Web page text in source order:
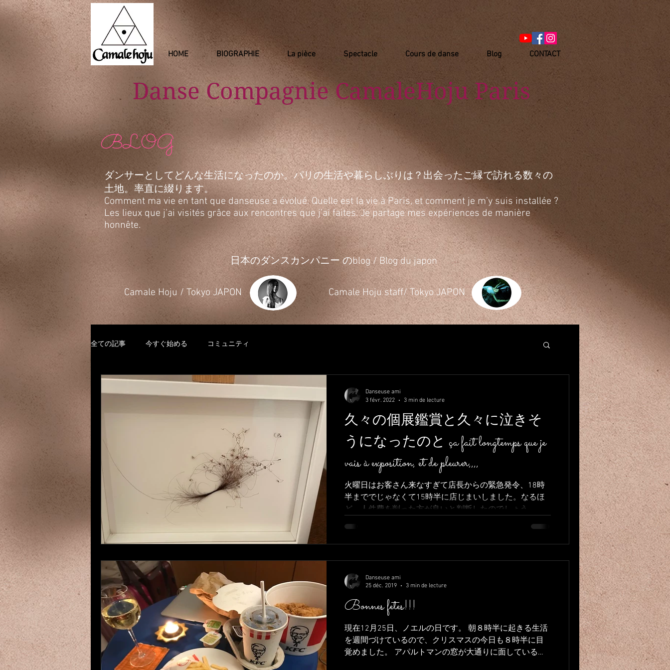
HOME BIOGRAPHIE La pièce Spectacle Cours de danse Blog CONTACT
Danse Compagnie​ CamaleHoju Paris
BLOG
ダンサーとしてどんな生活になったのか。パリの生活や暮らしぶりは？出会ったご縁で訪れる数々の
土地。率直に綴ります。
Comment ma vie en tant que danseuse a évolué. Quelle est la vie à Paris, et comment je m’y suis installée ?
Les lieux que j’ai visités grâce aux rencontres que j’ai faites. Je partage mes expériences de manière
honnête.
日本のダンスカンパニー のblog / Blog du japon
​Camale Hoju / Tokyo JAPON ​Camale Hoju staff/ Tokyo JAPON
全ての記事 今すぐ始める コミュニティ
久々の個展鑑賞と久々に泣きそ
うになったのと ça fait longtemps que je
vais à exposition, et de pleurer,,,,
火曜日はお客さん来なすぎて店長からの緊急発令、18時
半まででじゃなくて15時半に店じまいしました。なるほ
ど、人件費を削った方が良いと判断したのでしょう。。
急にバイト無くなって私もマジでハピネェス。。。！ で
parce...
Danseuse ami
3 févr. 2022
3 min de lecture
Bonnes fetes!!!
現在12月25日、ノエルの日です。 朝８時半に起きる生活
を週間づけているので、クリスマスの今日も８時半に目
覚めました。 アパルトマンの窓が大通りに面しているた
Danseuse ami
25 déc. 2019
3 min de lecture